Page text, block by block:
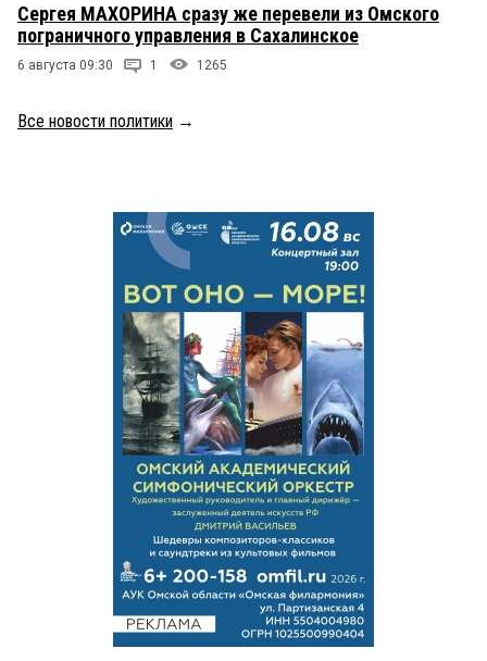
Сергея МАХОРИНА сразу же перевели из Омского
пограничного управления в Сахалинское
6 августа 09:30 1 1265
Все новости политики →